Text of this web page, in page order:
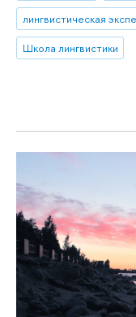
лингвистическая
Школа лингвистики